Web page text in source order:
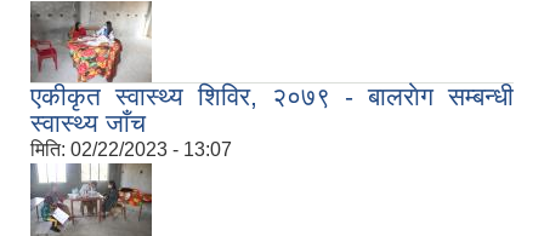
एकीकृत स्वास्थ्य शिविर, २०७९ - बालराेग सम्बन्धी
स्वास्थ्य जाँच
मिति: 02/22/2023 - 13:07